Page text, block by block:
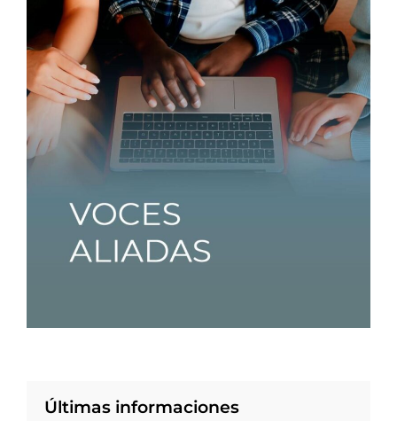
Últimas informaciones